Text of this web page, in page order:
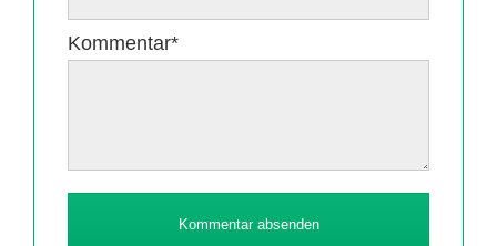
Pflichtfeld
Kommentar*
Kommentar absenden